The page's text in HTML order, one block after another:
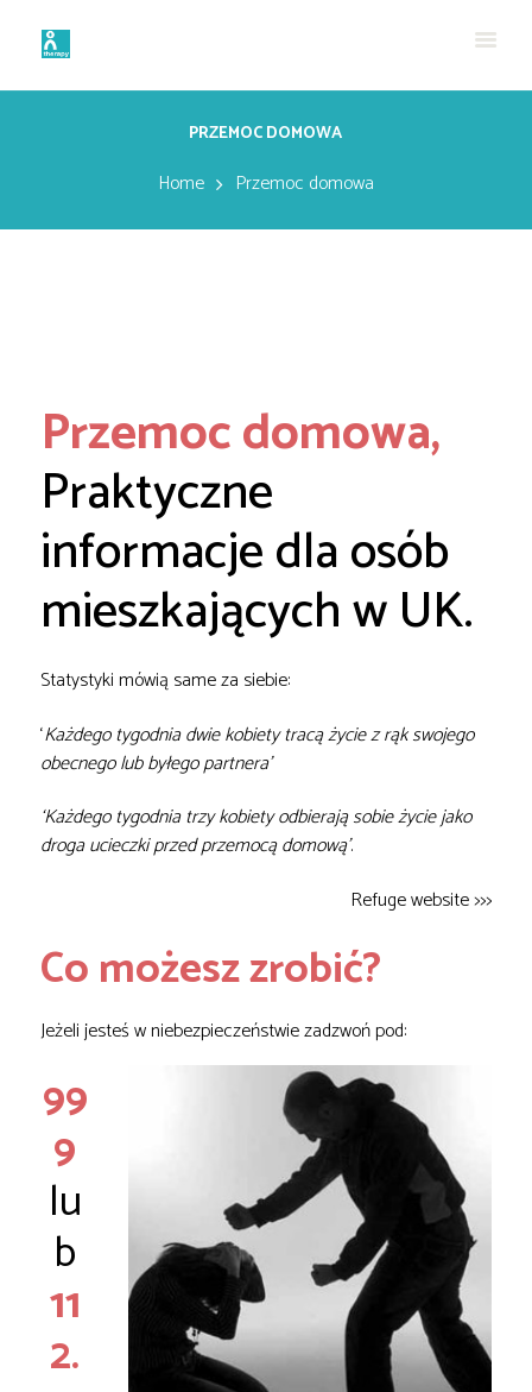
PRZEMOC DOMOWA
Home Przemoc domowa
Przemoc domowa,
Praktyczne
informacje dla osób
mieszkających w UK.
Statystyki mówią same za siebie:
‘Każdego tygodnia dwie kobiety tracą życie z rąk swojego
obecnego lub byłego partnera’
‘Każdego tygodnia trzy kobiety odbierają sobie życie jako
droga ucieczki przed przemocą domową’.
Refuge website >>>
Co możesz zrobić?
Jeżeli jesteś w niebezpieczeństwie zadzwoń pod:
99
9
lu
b
11
2.